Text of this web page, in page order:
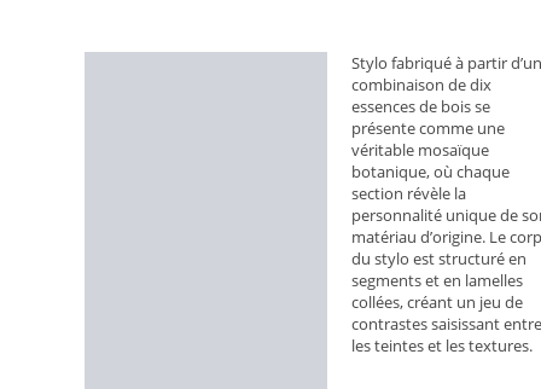
Stylo fabriqué à partir
combinaison de dix
essences de bois se
présente comme une
véritable mosaïque
botanique, où chaque
section révèle la
personnalité unique de
matériau d’origine. Le
du stylo est structuré en
segments et en lamelles
collées, créant un jeu de
contrastes saisissant entre
les teintes et les textures.